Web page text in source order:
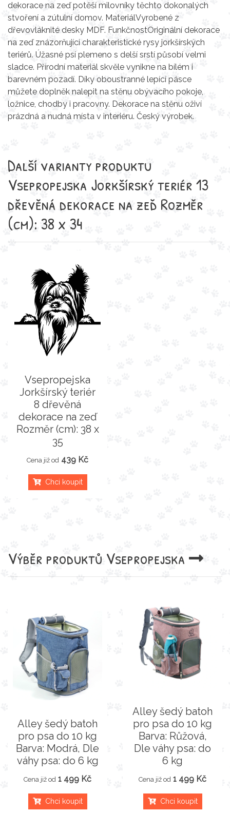
dekorace na zeď potěší milovníky těchto dokonalých
stvoření a zútulní domov. MateriálVyrobené z
dřevovláknité desky MDF. FunkčnostOriginální dekorace
na zeď znázorňující charakteristické rysy jorkšírských
teriérů. Úžasné psí plemeno s delší srstí působí velmi
sladce. Přírodní materiál skvěle vynikne na bílém i
barevném pozadí. Díky oboustranné lepící pásce
můžete doplněk nalepit na stěnu obývacího pokoje,
ložnice, chodby i pracovny. Dekorace na stěnu oživí
prázdná a nudná místa v interiéru. Český výrobek.
Další varianty produktu
Vsepropejska Jorkšírský teriér 13
dřevěná dekorace na zeď Rozměr
(cm): 38 x 34
Vsepropejska
Jorkšírský teriér
8 dřevěná
dekorace na zeď
Rozměr (cm): 38 x
35
Cena již od 439 Kč
Chci koupit
Výběr produktů Vsepropejska
Alley šedý batoh
pro psa do 10 kg
Barva: Modrá, Dle
váhy psa: do 6 kg
Cena již od 1 499 Kč
Chci koupit
Alley šedý batoh
pro psa do 10 kg
Barva: Růžová,
Dle váhy psa: do
6 kg
Cena již od 1 499 Kč
Chci koupit